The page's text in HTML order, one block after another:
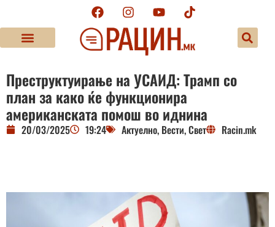
Преструктуирање на УСАИД: Трамп со
план за како ќе функционира
американската помош во иднина
20/03/2025 19:24 Актуелно, Вести,Свет Racin.mk